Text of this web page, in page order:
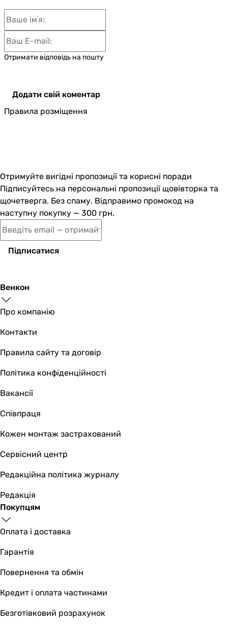
Отримати відповідь на пошту
Додати свій коментар
Правила розміщення
Отримуйте вигідні пропозиції та корисні поради
Підписуйтесь на персональні пропозиції щовівторка та
щочетверга. Без спаму. Відправимо промокод на
наступну покупку — 300 грн.
Підписатися
Венкон
Про компанію
Контакти
Правила сайту та договір
Політика конфіденційності
Вакансії
Співпраця
Кожен монтаж застрахований
Сервісний центр
Редакційна політика журналу
Редакція
Покупцям
Оплата і доставка
Гарантія
Повернення та обмін
Кредит і оплата частинами
Безготівковий розрахунок